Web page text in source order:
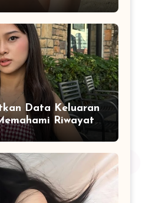
Data Keluaran
Riwayat